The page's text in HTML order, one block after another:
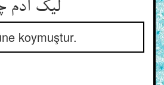
koymuştur.